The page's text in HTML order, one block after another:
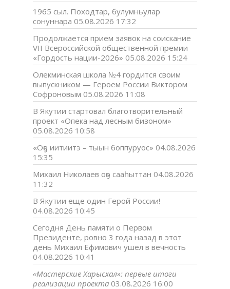
1965 сыл. Походтар, булумньулар
сонуннара 05.08.2026 17:32
Продолжается прием заявок на соискание
VII Всероссийской общественной премии
«Гордость нации-2026» 05.08.2026 15:24
Олекминская школа №4 гордится своим
выпускником — Героем России Виктором
Софроновым 05.08.2026 11:08
В Якутии стартовал благотворительный
проект «Опека над лесным бизоном»
05.08.2026 10:58
«Оҕо иитиитэ – тыын боппуруос» 04.08.2026
15:35
Михаил Николаев оҕо сааһыттан 04.08.2026
11:32
В Якутии еще один Герой России!
04.08.2026 10:45
Сегодня День памяти о Первом
Президенте, ровно 3 года назад в этот
день Михаил Ефимович ушел в вечность
04.08.2026 10:41
«Мастерские Харысхал»: первые итоги
реализации проекта 03.08.2026 16:00